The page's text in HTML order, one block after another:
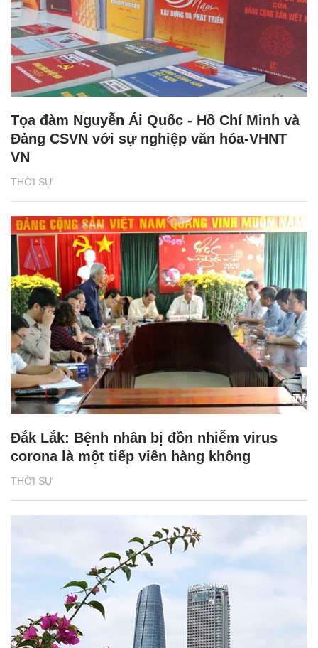
THỜI SỰ
Tọa đàm Nguyễn Ái Quốc - Hồ Chí Minh và
Đảng CSVN với sự nghiệp văn hóa-VHNT
VN
THỜI SỰ
Đắk Lắk: Bệnh nhân bị đồn nhiễm virus
corona là một tiếp viên hàng không